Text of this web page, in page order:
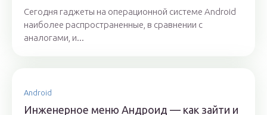
Сегодня гаджеты на операционной системе Android
наиболее распространенные, в сравнении с
аналогами, и...
Android
Инженерное меню Андроид — как зайти и